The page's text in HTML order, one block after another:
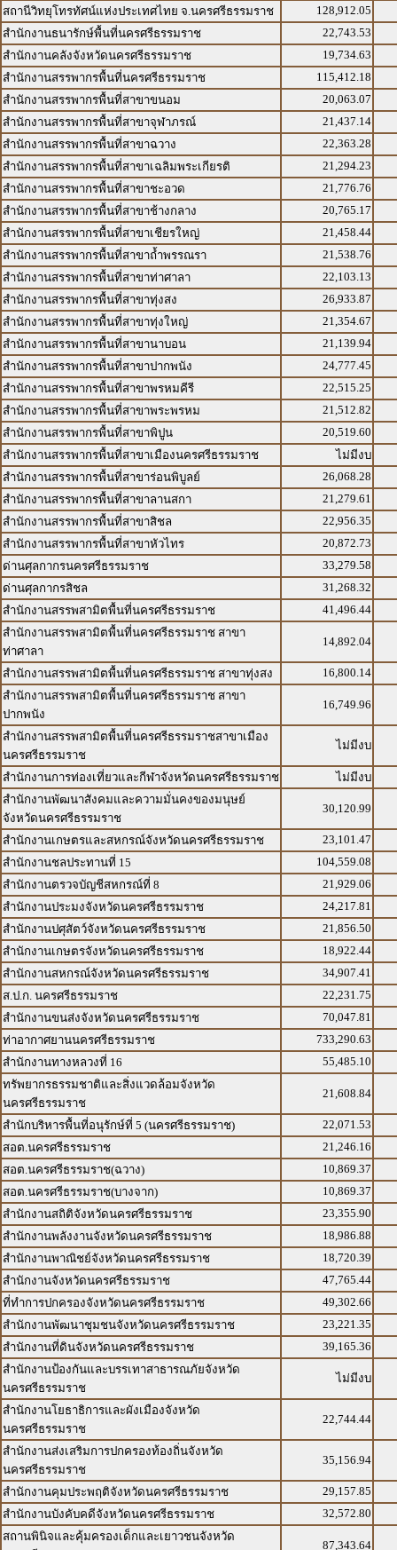
สถานีวิทยุโทรทัศน์แห่งประเทศไทย จ.นครศรีธรรมราช
128,912.05
สำนักงานธนารักษ์พื้นที่นครศรีธรรมราช
22,743.53
สำนักงานคลังจังหวัดนครศรีธรรมราช
19,734.63
สำนักงานสรรพากรพื้นที่นครศรีธรรมราช
115,412.18
สำนักงานสรรพากรพื้นที่สาขาขนอม
20,063.07
สำนักงานสรรพากรพื้นที่สาขาจุฬาภรณ์
21,437.14
สำนักงานสรรพากรพื้นที่สาขาฉวาง
22,363.28
สำนักงานสรรพากรพื้นที่สาขาเฉลิมพระเกียรติ
21,294.23
สำนักงานสรรพากรพื้นที่สาขาชะอวด
21,776.76
สำนักงานสรรพากรพื้นที่สาขาช้างกลาง
20,765.17
สำนักงานสรรพากรพื้นที่สาขาเชียรใหญ่
21,458.44
สำนักงานสรรพากรพื้นที่สาขาถ้ำพรรณรา
21,538.76
สำนักงานสรรพากรพื้นที่สาขาท่าศาลา
22,103.13
สำนักงานสรรพากรพื้นที่สาขาทุ่งสง
26,933.87
สำนักงานสรรพากรพื้นที่สาขาทุ่งใหญ่
21,354.67
สำนักงานสรรพากรพื้นที่สาขานาบอน
21,139.94
สำนักงานสรรพากรพื้นที่สาขาปากพนัง
24,777.45
สำนักงานสรรพากรพื้นที่สาขาพรหมคีรี
22,515.25
สำนักงานสรรพากรพื้นที่สาขาพระพรหม
21,512.82
สำนักงานสรรพากรพื้นที่สาขาพิปูน
20,519.60
สำนักงานสรรพากรพื้นที่สาขาเมืองนครศรีธรรมราช
ไม่มีงบ
สำนักงานสรรพากรพื้นที่สาขาร่อนพิบูลย์
26,068.28
สำนักงานสรรพากรพื้นที่สาขาลานสกา
21,279.61
สำนักงานสรรพากรพื้นที่สาขาสิชล
22,956.35
สำนักงานสรรพากรพื้นที่สาขาหัวไทร
20,872.73
ด่านศุลกากรนครศรีธรรมราช
33,279.58
ด่านศุลกากรสิชล
31,268.32
สำนักงานสรรพสามิตพื้นที่นครศรีธรรมราช
41,496.44
สำนักงานสรรพสามิตพื้นที่นครศรีธรรมราช สาขา
ท่าศาลา
14,892.04
สำนักงานสรรพสามิตพื้นที่นครศรีธรรมราช สาขาทุ่งสง
16,800.14
สำนักงานสรรพสามิตพื้นที่นครศรีธรรมราช สาขา
ปากพนัง
16,749.96
สำนักงานสรรพสามิตพื้นที่นครศรีธรรมราชสาขาเมือง
นครศรีธรรมราช
ไม่มีงบ
สำนักงานการท่องเที่ยวและกีฬาจังหวัดนครศรีธรรมราช
ไม่มีงบ
สำนักงานพัฒนาสังคมและความมั่นคงของมนุษย์
จังหวัดนครศรีธรรมราช
30,120.99
สำนักงานเกษตรและสหกรณ์จังหวัดนครศรีธรรมราช
23,101.47
สำนักงานชลประทานที่ 15
104,559.08
สำนักงานตรวจบัญชีสหกรณ์ที่ 8
21,929.06
สำนักงานประมงจังหวัดนครศรีธรรมราช
24,217.81
สำนักงานปศุสัตว์จังหวัดนครศรีธรรมราช
21,856.50
สำนักงานเกษตรจังหวัดนครศรีธรรมราช
18,922.44
สำนักงานสหกรณ์จังหวัดนครศรีธรรมราช
34,907.41
ส.ป.ก. นครศรีธรรมราช
22,231.75
สำนักงานขนส่งจังหวัดนครศรีธรรมราช
70,047.81
ท่าอากาศยานนครศรีธรรมราช
733,290.63
สำนักงานทางหลวงที่ 16
55,485.10
ทรัพยากรธรรมชาติและสิ่งแวดล้อมจังหวัด
นครศรีธรรมราช
21,608.84
สำนักบริหารพื้นที่อนุรักษ์ที่ 5 (นครศรีธรรมราช)
22,071.53
สอต.นครศรีธรรมราช
21,246.16
สอต.นครศรีธรรมราช(ฉวาง)
10,869.37
สอต.นครศรีธรรมราช(บางจาก)
10,869.37
สำนักงานสถิติจังหวัดนครศรีธรรมราช
23,355.90
สำนักงานพลังงานจังหวัดนครศรีธรรมราช
18,986.88
สำนักงานพาณิชย์จังหวัดนครศรีธรรมราช
18,720.39
สำนักงานจังหวัดนครศรีธรรมราช
47,765.44
ที่ทำการปกครองจังหวัดนครศรีธรรมราช
49,302.66
สำนักงานพัฒนาชุมชนจังหวัดนครศรีธรรมราช
23,221.35
สำนักงานที่ดินจังหวัดนครศรีธรรมราช
39,165.36
สำนักงานป้องกันและบรรเทาสาธารณภัยจังหวัด
นครศรีธรรมราช
ไม่มีงบ
สำนักงานโยธาธิการและผังเมืองจังหวัด
นครศรีธรรมราช
22,744.44
สำนักงานส่งเสริมการปกครองท้องถิ่นจังหวัด
นครศรีธรรมราช
35,156.94
สำนักงานคุมประพฤติจังหวัดนครศรีธรรมราช
29,157.85
สำนักงานบังคับคดีจังหวัดนครศรีธรรมราช
32,572.80
สถานพินิจและคุ้มครองเด็กและเยาวชนจังหวัด
87,343.64